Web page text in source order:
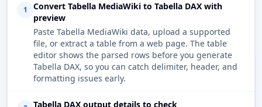
1
Convert Tabella MediaWiki to Tabella DAX with
preview
Paste Tabella MediaWiki data, upload a supported
file, or extract a table from a web page. The table
editor shows the parsed rows before you generate
Tabella DAX, so you can catch delimiter, header, and
formatting issues early.
Tabella DAX output details to check